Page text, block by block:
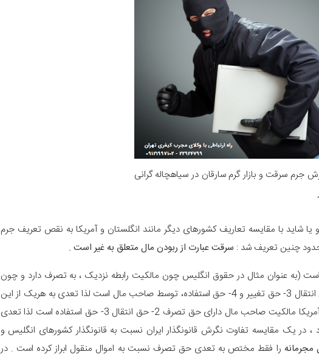
جرم سرقت و بازار گرم سارقان در سیاهچاله گرانی
سرقت عبارت از ربودن مال متعلق به غیر است .
(به عنوان مثال در حقوق انگلیس چون مالکیت رابطه نزدیک ، به تصرف دارد و چون
مالکیت افراد در برگیرنده : 1- حق تصرف 2- حق انتقال 3- حق تغییر و 4- حق استفاده، توسط صاحب مال است لذا تعدی به هریک از این
محسوب می شود و یا در حقوق آمریکا مالکیت صاحب مال دارای حق تصرف 2- حق انتقال 3- حق استفاده است لذا تعدی
یک مقایسه تفاوت نگرش قانونگذار ایران نسبت به قانونگذار کشورهای انگلیس و
مجرمانه را فقط مختص به تعدی حق تصرف نسبت به اموال منقول ابراز کرده است . در